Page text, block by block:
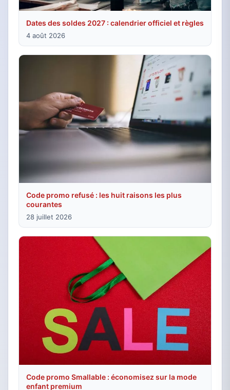
Dates des soldes 2027 : calendrier officiel et règles
4 août 2026
Code promo refusé : les huit raisons les plus
courantes
28 juillet 2026
Code promo Smallable : économisez sur la mode
enfant premium